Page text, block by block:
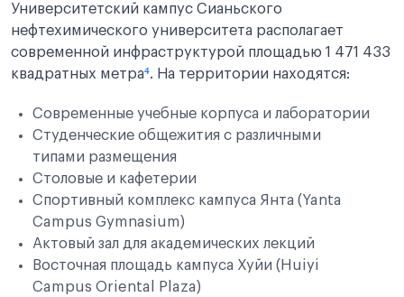
Университетский кампус Сианьского
нефтехимического университета располагает
современной инфраструктурой площадью 1 471 433
квадратных метра⁴. На территории находятся:
Современные учебные корпуса и лаборатории
Студенческие общежития с различными
типами размещения
Столовые и кафетерии
Спортивный комплекс кампуса Янта (Yanta
Campus Gymnasium)
Актовый зал для академических лекций
Восточная площадь кампуса Хуйи (Huiyi
Campus Oriental Plaza)